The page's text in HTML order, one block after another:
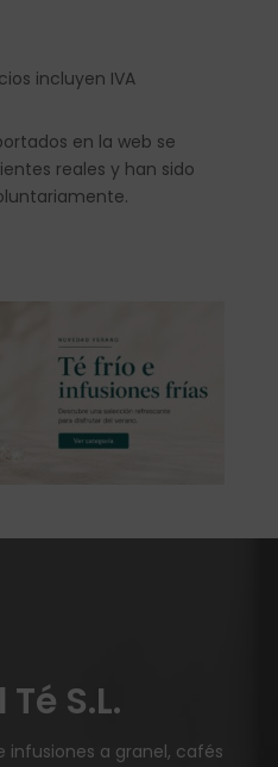
incluyen IVA
en la web se
reales y han sido
S.L.
infusiones a granel, cafés